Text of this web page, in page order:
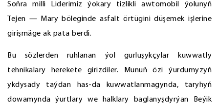
Soňra milli Liderimiz ýokary tizlikli awtomobil ýolunyň
Tejen — Mary böleginde asfalt örtügini düşemek işlerine
girişmäge ak pata berdi.
Bu sözlerden ruhlanan ýol gurluşykçylar kuwwatly
tehnikalary herekete girizdiler. Munuň özi ýurdumyzyň
ykdysady taýdan has-da kuwwatlanmagynda, taryhyň
dowamynda ýurtlary we halklary baglanyşdyrýan Beýik